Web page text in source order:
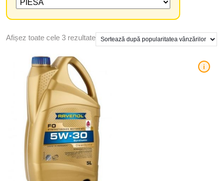
Afișez toate cele 3 rezultate
i